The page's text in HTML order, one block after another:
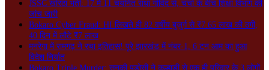
JSSC खोरठा भर्ती: 17 में 11 चयनित राधा गोविंद से, चर्चा के बीच शिक्षा विभाग की
जांच जारी
Bokaro Cyber Fraud: HI लिखते ही 82 वर्षीय बुजुर्ग से ₹7.65 लाख की ठगी,
40 दिन में लौटे ₹7 लाख
मनरेगा में रामगढ़ ने रचा इतिहास! पूरे झारखंड में नंबर-1, 6 टन आम का हुआ
विदेश निर्यात
Bokaro Triple Murder: सनकी पड़ोसी ने कुल्हाड़ी से एक ही परिवार के 3 लोगों